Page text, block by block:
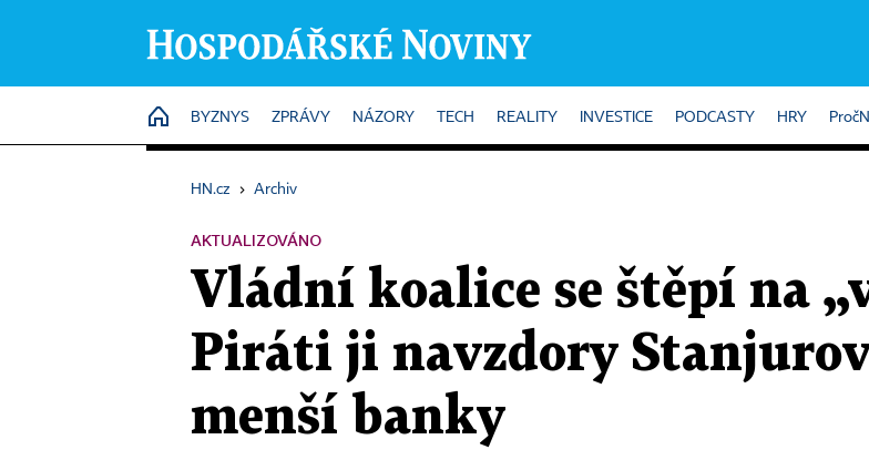
HOME
BYZNYS ZPRÁVY NÁZORY TECH REALITY INVESTICE PODCASTY HRY
HN.cz › Archiv
AKTUALIZOVÁNO
Vládní koalice se štěpí na
Piráti ji navzdory
menší banky